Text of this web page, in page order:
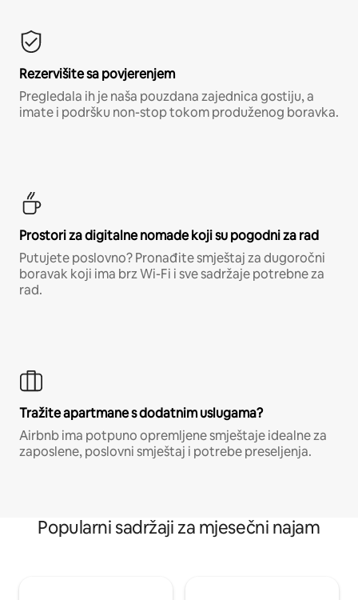
Rezervišite sa povjerenjem
Pregledala ih je naša pouzdana zajednica gostiju, a
imate i podršku non-stop tokom produženog boravka.
Prostori za digitalne nomade koji su pogodni za rad
Putujete poslovno? Pronađite smještaj za dugoročni
boravak koji ima brz Wi-Fi i sve sadržaje potrebne za
rad.
Tražite apartmane s dodatnim uslugama?
Airbnb ima potpuno opremljene smještaje idealne za
zaposlene, poslovni smještaj i potrebe preseljenja.
Popularni sadržaji za mjesečni najam